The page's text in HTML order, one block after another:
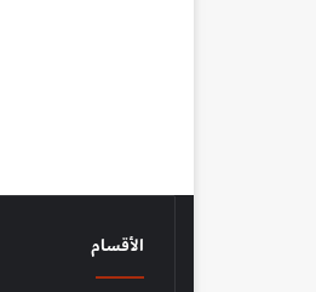
الأقسام